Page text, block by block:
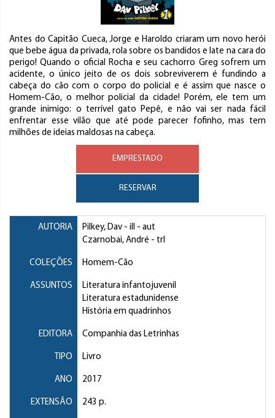
Antes do Capitão Cueca, Jorge e Haroldo criaram um novo herói
que bebe água da privada, rola sobre os bandidos e late na cara do
perigo! Quando o oficial Rocha e seu cachorro Greg sofrem um
acidente, o único jeito de os dois sobreviverem é fundindo a
cabeça do cão com o corpo do policial e é assim que nasce o
Homem-Cão, o melhor policial da cidade! Porém, ele tem um
grande inimigo: o terrível gato Pepê, e não vai ser nada fácil
enfrentar esse vilão que até pode parecer fofinho, mas tem
milhões de ideias maldosas na cabeça.
EMPRESTADO
RESERVAR
AUTORIA Pilkey, Dav - ill - aut
Czarnobai, André - trl
COLEÇÕES Homem-Cão
ASSUNTOS
Literatura infantojuvenil
Literatura estadunidense
História em quadrinhos
EDITORA Companhia das Letrinhas
TIPO Livro
ANO 2017
EXTENSÃO 243 p.